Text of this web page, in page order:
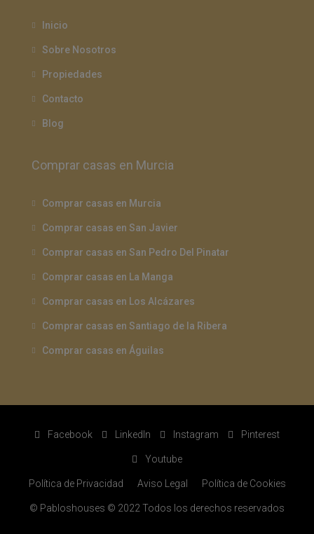
Inicio
Sobre Nosotros
Propiedades
Contacto
Blog
Comprar casas en Murcia
Comprar casas en Murcia
Comprar casas en San Javier
Comprar casas en San Pedro Del Pinatar
Comprar casas en La Manga
Comprar casas en Los Alcázares
Comprar casas en Santiago de la Ribera
Comprar casas en Águilas
Facebook LinkedIn Instagram Pinterest
Youtube
Política de Privacidad Aviso Legal Política de Cookies
© Pabloshouses © 2022 Todos los derechos reservados